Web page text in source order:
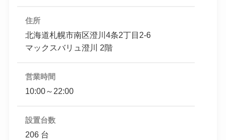
住所
北海道札幌市南区澄川4条2丁目2-6
マックスバリュ澄川 2階
営業時間
10:00～22:00
設置台数
206 台